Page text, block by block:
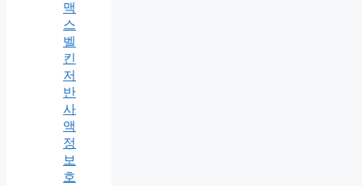
맥
스
벨
킨
저
반
사
액
정
보
호